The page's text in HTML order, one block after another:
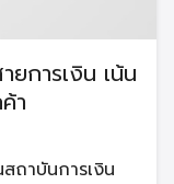
ยการเงิน เน้น
า
สถาบันการเงิน